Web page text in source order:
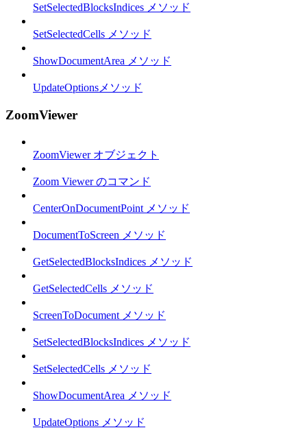
SetSelectedBlocksIndices メソッド
SetSelectedCells メソッド
ShowDocumentArea メソッド
UpdateOptionsメソッド
ZoomViewer
ZoomViewer オブジェクト
Zoom Viewer のコマンド
CenterOnDocumentPoint メソッド
DocumentToScreen メソッド
GetSelectedBlocksIndices メソッド
GetSelectedCells メソッド
ScreenToDocument メソッド
SetSelectedBlocksIndices メソッド
SetSelectedCells メソッド
ShowDocumentArea メソッド
UpdateOptions メソッド